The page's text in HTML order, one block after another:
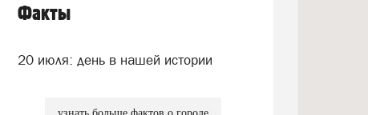
Факты
20 июля: день в нашей истории